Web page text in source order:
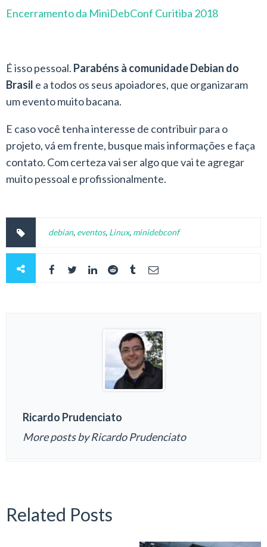
Encerramento da MiniDebConf Curitiba 2018
É isso pessoal. Parabéns à comunidade Debian do
Brasil e a todos os seus apoiadores, que organizaram
um evento muito bacana.
E caso você tenha interesse de contribuir para o
projeto, vá em frente, busque mais informações e faça
contato. Com certeza vai ser algo que vai te agregar
muito pessoal e profissionalmente.
debian, eventos, Linux, minidebconf
Ricardo Prudenciato
More posts by Ricardo Prudenciato
Related Posts